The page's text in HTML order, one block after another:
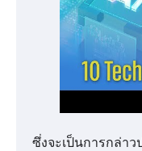
ซึ่งจะเป็นการกล่า